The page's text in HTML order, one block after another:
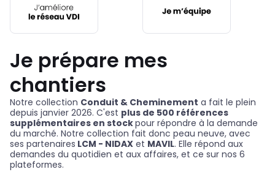
Je prépare mes
chantiers
Notre collection Conduit & Cheminement a fait le plein
depuis janvier 2026. C'est plus de 500 références
supplémentaires en stockpour répondre à la demande
du marché. Notre collection fait donc peau neuve, avec
ses partenaires LCM - NIDAX et MAVIL. Elle répond aux
demandes du quotidien et aux affaires, et ce sur nos 6
plateformes.